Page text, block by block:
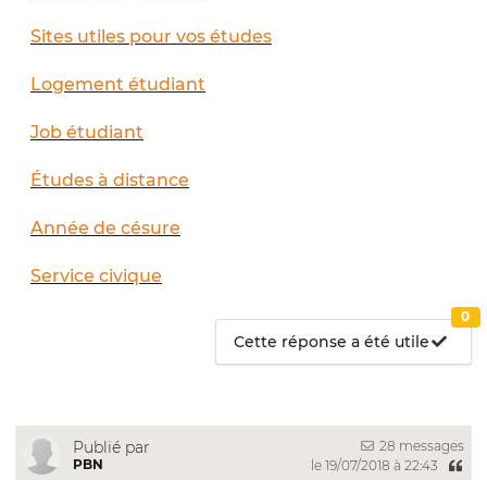
Sites utiles pour vos études
Logement étudiant
Job étudiant
Études à distance
Année de césure
Service civique
Cette réponse a été utile
0
Publié par
PBN
28 messages
le 19/07/2018 à 22:43